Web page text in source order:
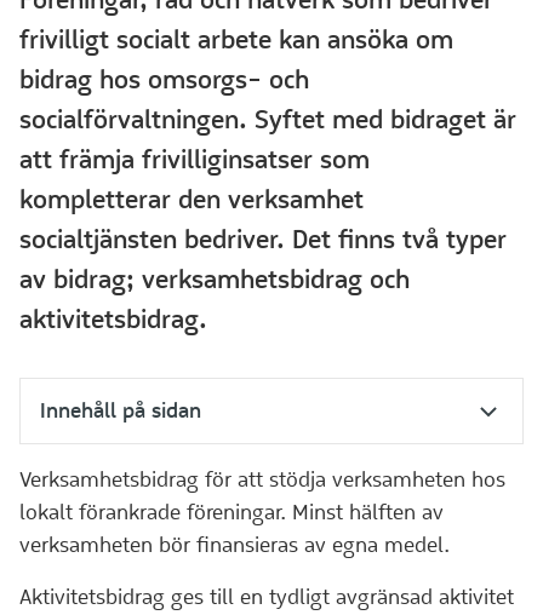
frivilligt socialt arbete kan ansöka om
bidrag hos omsorgs- och
socialförvaltningen. Syftet med bidraget är
att främja frivilliginsatser som
kompletterar den verksamhet
socialtjänsten bedriver. Det finns två typer
av bidrag; verksamhetsbidrag och
aktivitetsbidrag.
Innehåll på sidan
Verksamhetsbidrag för att stödja verksamheten hos
lokalt förankrade föreningar. Minst hälften av
verksamheten bör finansieras av egna medel.
Aktivitetsbidrag ges till en tydligt avgränsad aktivitet